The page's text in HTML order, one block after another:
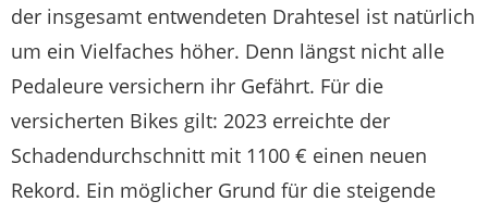
der insgesamt entwendeten Drahtesel ist natürlich
um ein Vielfaches höher. Denn längst nicht alle
Pedaleure versichern ihr Gefährt. Für die
versicherten Bikes gilt: 2023 erreichte der
Schadendurchschnitt mit 1100 € einen neuen
Rekord. Ein möglicher Grund für die steigende